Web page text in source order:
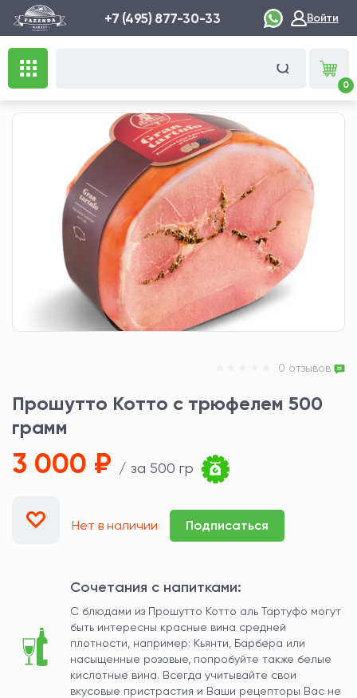
+7 (495) 877-30-33 Войти
0
0 отзывов
Прошутто Котто с трюфелем 500
грамм
3 000 ₽ / за 500 гр
Нет в наличии Подписаться
Сочетания с напитками:
С блюдами из Прошутто Котто аль Тартуфо могут
быть интересны красные вина средней
плотности, например: Кьянти, Барбера или
насыщенные розовые, попробуйте также белые
кислотные вина. Всегда учитывайте свои
вкусовые пристрастия и Ваши рецепторы Вас не